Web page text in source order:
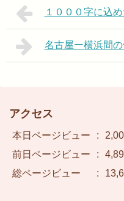
１０００字に込
名古屋ー横浜間
アクセス
本日ページビュー :
前日ページビュー
:
総ページビュー
: